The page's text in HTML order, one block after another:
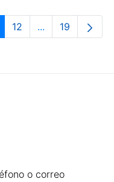
Use TAB para
Página
12 ...PáginasPágina
19
o correo